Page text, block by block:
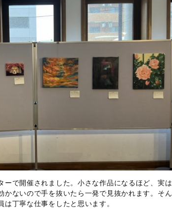
ーで開催されました。小さな作品になるほど、実は
かないので手を抜いたら一発で見抜かれます。そん
丁寧な仕事をしたと思います。